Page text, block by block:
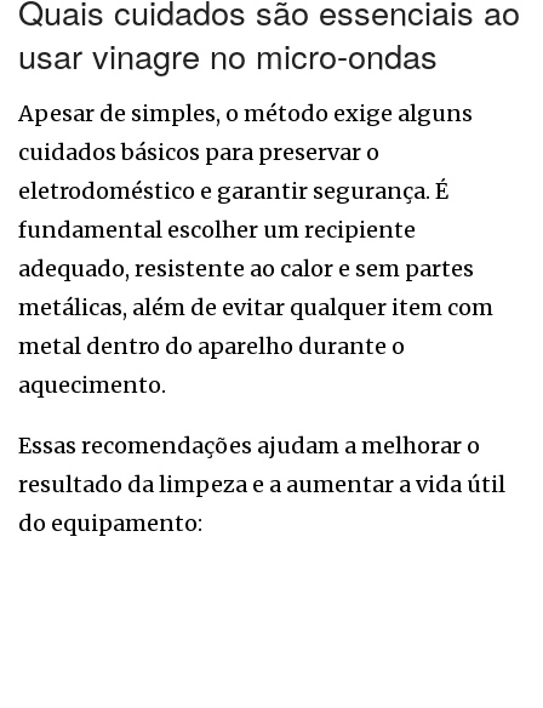
Quais cuidados são essenciais ao
usar vinagre no micro-ondas
Apesar de simples, o método exige alguns
cuidados básicos para preservar o
eletrodoméstico e garantir segurança. É
fundamental escolher um recipiente
adequado, resistente ao calor e sem partes
metálicas, além de evitar qualquer item com
metal dentro do aparelho durante o
aquecimento.
Essas recomendações ajudam a melhorar o
resultado da limpeza e a aumentar a vida útil
do equipamento: